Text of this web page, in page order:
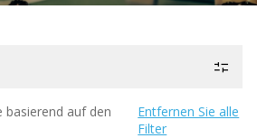
basierend auf den
Entfernen Sie alle
Filter